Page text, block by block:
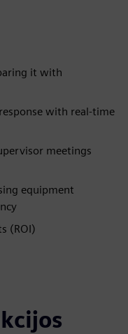
it with
with real-time
meetings
equipment
(ROI)